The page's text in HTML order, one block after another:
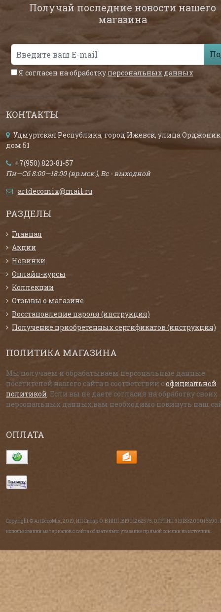
Получай последние новости нашего
магазина
Я согласен на обработку персональных данных
КОНТАКТЫ
Удмуртская Республика, город Ижевск, улица
дом 51
+7(950) 823-81-57
Пн—Сб 8:00—18:00 (вр.мск.), Вс - выходной
artdecomix@mail.ru
РАЗДЕЛЫ
Главная
Акции
Новинки
Онлайн-курсы
Коллекции
Отзывы о магазине
Восстановление пароля (инструкция)
Получение приобретенных сертификатов (инструкция)
ПОЛИТИКА МАГАЗИНА
Мы получаем и обрабатываем персональные данные
посетителей нашего сайта в соответствии софициальной
политикой . Если вы не даете согласия на обработку своих
персональных данных,вам необходимо покинуть наш
ОПЛАТА
Copyright © ArtDecoMix, 2019, ИП Ситар О.В ИНН 181901262575, ОГРНИП 319183200016690.
использовании материалов с сайта обязательно указание прямой ссылки на источник.